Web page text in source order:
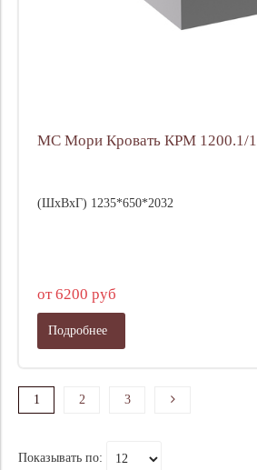
МС Мори Кровать КРМ 1200.1/1
(ШхВхГ) 1235*650*2032
от 6200 руб
Подробнее
1 2 3
Показывать по: